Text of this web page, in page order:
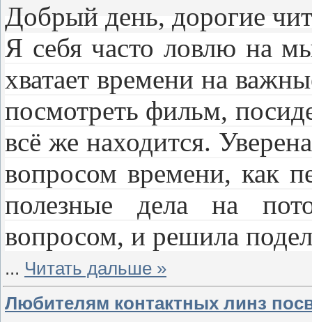
Добрый день, дорогие
Я себя часто ловлю на
хватает времени на
посмотреть фильм,
всё же находится.
вопросом времени, как
полезные дела на
вопросом, и решила
... Читать дальше »
Любителям контактных линз